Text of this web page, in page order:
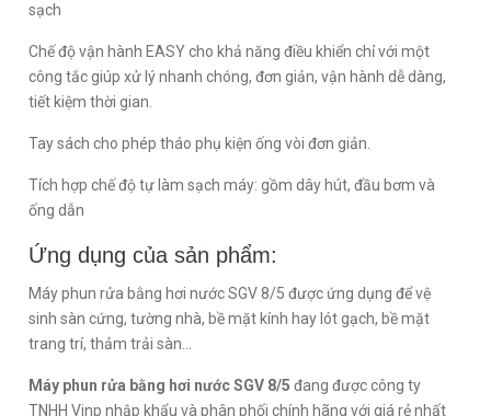
sạch
Chế độ vận hành EASY cho khả năng điều khiển chỉ với một
công tắc giúp xử lý nhanh chóng, đơn giản, vận hành dễ dàng,
tiết kiệm thời gian.
Tay sách cho phép tháo phụ kiện ống vòi đơn giản.
Tích hợp chế độ tự làm sạch máy: gồm dây hút, đầu bơm và
ống dẫn
Ứng dụng của sản phẩm:
Máy phun rửa bằng hơi nước SGV 8/5 được ứng dụng để vệ
sinh sàn cứng, tường nhà, bề mặt kính hay lót gạch, bề mặt
trang trí, thảm trải sàn...
Máy phun rửa bằng hơi nước SGV 8/5 đang được công ty
TNHH Vinp nhập khẩu và phân phối chính hãng với giá rẻ nhất